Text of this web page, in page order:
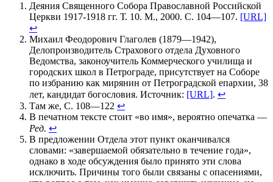
Деяния Священного Собора Православной Российской
Церкви 1917-1918 гг. Т. 10. М., 2000. С. 104—107. [URL]
↩
Михаил Феодорович Глаголев (1879—1942),
Делопроизводитель Страхового отдела Духовного
Ведомства, законоучитель Коммерческого училища и
городских школ в Петрограде, присутствует на Соборе
по избранию как мирянин от Петроградской епархии, 38
лет, кандидат богословия. Источник: [URL]. ↩
Там же, С. 108—122 ↩
В печатном тексте стоит «во имя», вероятно опечатка —
Ред. ↩
В предложении Отдела этот пункт оканчивался
словами: «завершаемой обязательно в течение года»,
однако в ходе обсуждения было принято эти слова
исключить. Причины того были связаны с опасениями,